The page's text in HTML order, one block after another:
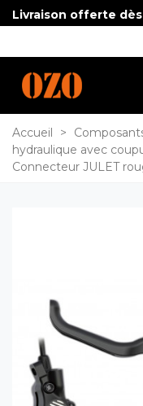
Livraison offerte dès
Accueil >
hydraulique avec
Connecteur JULET